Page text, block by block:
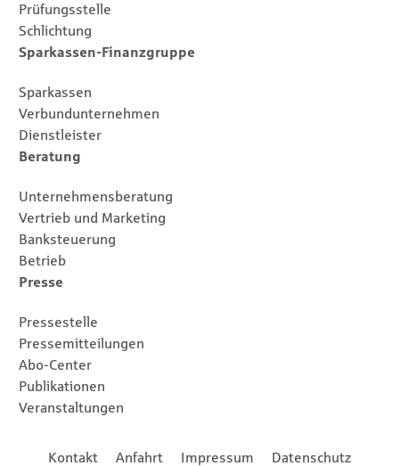
Prüfungsstelle
Schlichtung
Sparkassen-Finanzgruppe
Sparkassen
Verbundunternehmen
Dienstleister
Beratung
Unternehmensberatung
Vertrieb und Marketing
Banksteuerung
Betrieb
Presse
Pressestelle
Pressemitteilungen
Abo-Center
Publikationen
Veranstaltungen
Footernavigation
Kontakt Anfahrt Impressum Datenschutz